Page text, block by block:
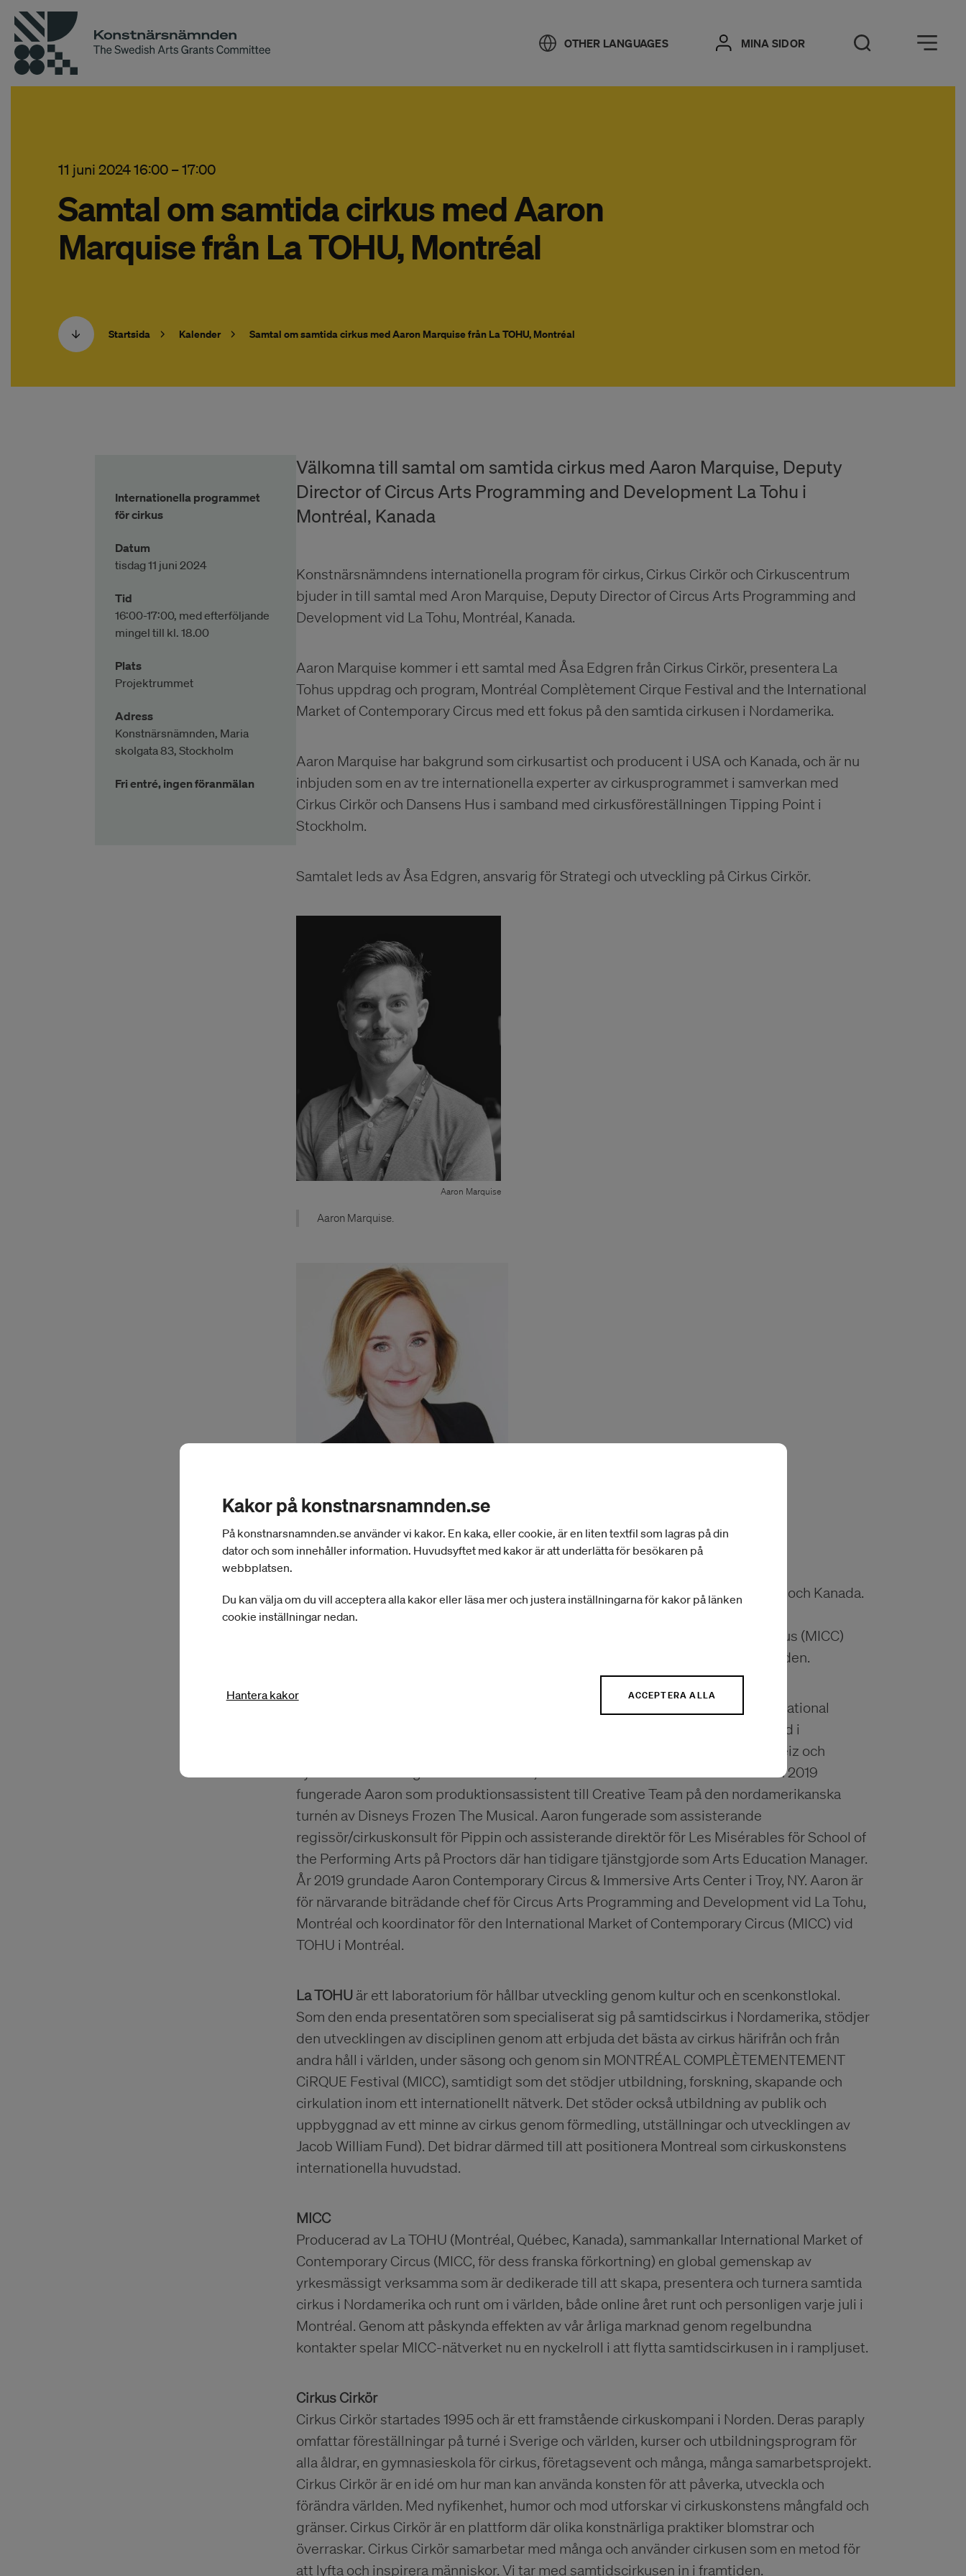
OTHER LANGUAGES MINA SIDOR Öppna sök
Öppna meny
11 juni 2024 16:00–17:00
Samtal om samtida cirkus med Aaron
Marquise från La TOHU, Montréal
Startsida Kalender Samtal om samtida cirkus med Aaron Marquise från La TOHU, Montréal
Internationella programmet
för cirkus
Datum
tisdag 11 juni 2024
Tid
16:00-17:00, med efterföljande
mingel till kl. 18.00
Plats
Projektrummet
Adress
Konstnärsnämnden, Maria
skolgata 83, Stockholm
Fri entré, ingen föranmälan
Välkomna till samtal om samtida cirkus med Aaron Marquise, Deputy
Director of Circus Arts Programming and Development La Tohu i
Montréal, Kanada
Konstnärsnämndens internationella program för cirkus, Cirkus Cirkör och Cirkuscentrum
bjuder in till samtal med Aron Marquise, Deputy Director of Circus Arts Programming and
Development vid La Tohu, Montréal, Kanada.
Aaron Marquise kommer i ett samtal med Åsa Edgren från Cirkus Cirkör, presentera La
Tohus uppdrag och program, Montréal Complètement Cirque Festival and the International
Market of Contemporary Circus med ett fokus på den samtida cirkusen i Nordamerika.
Aaron Marquise har bakgrund som cirkusartist och producent i USA och Kanada, och är nu
inbjuden som en av tre internationella experter av cirkusprogrammet i samverkan med
Cirkus Cirkör och Dansens Hus i samband med cirkusföreställningen Tipping Point i
Stockholm.
Samtalet leds av Åsa Edgren, ansvarig för Strategi och utveckling på Cirkus Cirkör.
Aaron Marquise
Aaron Marquise.
Åsa Edgren.
Aaron har en bakgrund som cirkusartist och oberoende producent både i USA och Kanada.
Han kommer att presentera uppdragen och programmen på La Tohu, Montréal
Complètement Cirque Festival och International Market of Contemporary Circus (MICC)
med fokus på vad samtidscirkusen i Nordamerika vill idag och vad som driver den.
Efter att ha upptäckt cirkusvärlden provspelade Aaron på den prestigefyllda National
Circus School i Montréal, Kanada där han tog examen 2015. Sedan han gick med i
cirkusvärlden har Aaron haft möjlighet att uppträda i Quebec, Frankrike, Schweiz och
Tyskland för företag som Circus Monti, GOP Variéte och Le Monastère. Hösten 2019
fungerade Aaron som produktionsassistent till Creative Team på den nordamerikanska
turnén av Disneys Frozen The Musical. Aaron fungerade som assisterande
regissör/cirkuskonsult för Pippin och assisterande direktör för Les Misérables för School of
the Performing Arts på Proctors där han tidigare tjänstgjorde som Arts Education Manager.
År 2019 grundade Aaron Contemporary Circus & Immersive Arts Center i Troy, NY. Aaron är
för närvarande biträdande chef för Circus Arts Programming and Development vid La Tohu,
Montréal och koordinator för den International Market of Contemporary Circus (MICC) vid
TOHU i Montréal.
La TOHUär ett laboratorium för hållbar utveckling genom kultur och en scenkonstlokal.
Som den enda presentatören som specialiserat sig på samtidscirkus i Nordamerika, stödjer
den utvecklingen av disciplinen genom att erbjuda det bästa av cirkus härifrån och från
andra håll i världen, under säsong och genom sin MONTRÉAL COMPLÈTEMENTEMENT
CiRQUE Festival (MICC), samtidigt som det stödjer utbildning, forskning, skapande och
cirkulation inom ett internationellt nätverk. Det stöder också utbildning av publik och
uppbyggnad av ett minne av cirkus genom förmedling, utställningar och utvecklingen av
Jacob William Fund). Det bidrar därmed till att positionera Montreal som cirkuskonstens
internationella huvudstad.
MICC
Producerad av La TOHU (Montréal, Québec, Kanada), sammankallar International Market of
Contemporary Circus (MICC, för dess franska förkortning) en global gemenskap av
yrkesmässigt verksamma som är dedikerade till att skapa, presentera och turnera samtida
cirkus i Nordamerika och runt om i världen, både online året runt och personligen varje juli i
Montréal. Genom att påskynda effekten av vår årliga marknad genom regelbundna
kontakter spelar MICC-nätverket nu en nyckelroll i att flytta samtidscirkusen in i rampljuset.
Cirkus Cirkör
Cirkus Cirkör startades 1995 och är ett framstående cirkuskompani i Norden. Deras paraply
omfattar föreställningar på turné i Sverige och världen, kurser och utbildningsprogram för
alla åldrar, en gymnasieskola för cirkus, företagsevent och många, många samarbetsprojekt.
Cirkus Cirkör är en idé om hur man kan använda konsten för att påverka, utveckla och
förändra världen. Med nyfikenhet, humor och mod utforskar vi cirkuskonstens mångfald och
gränser. Cirkus Cirkör är en plattform där olika konstnärliga praktiker blomstrar och
överraskar. Cirkus Cirkör samarbetar med många och använder cirkusen som en metod för
att lyfta och inspirera människor. Vi tar med samtidscirkusen in i framtiden.
Kakor på konstnarsnamnden.se
På konstnarsnamnden.se använder vi kakor. En kaka, eller cookie, är en liten textfil som lagras på din
dator och som innehåller information. Huvudsyftet med kakor är att underlätta för besökaren på
webbplatsen.
Du kan välja om du vill acceptera alla kakor eller läsa mer och justera inställningarna för kakor på länken
cookie inställningar nedan.
Hantera kakor ACCEPTERA ALLA